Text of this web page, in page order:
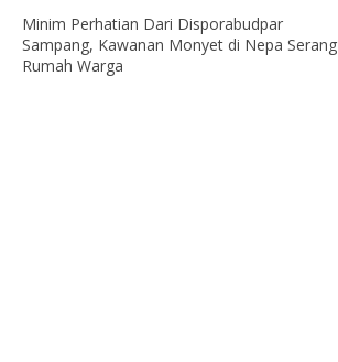
Minim Perhatian Dari Disporabudpar
Sampang, Kawanan Monyet di Nepa Serang
Rumah Warga